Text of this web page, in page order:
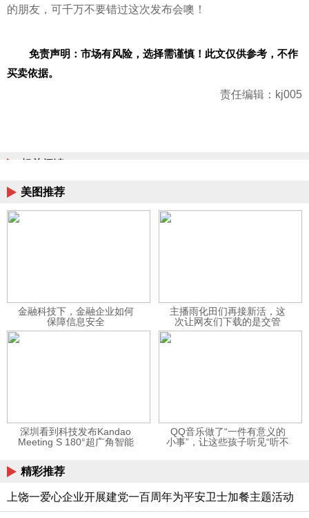
的朋友，可千万不要错过这次发布会噢！
免责声明：市场有风险，选择需谨慎！此文仅供参考，不作
买卖依据。
责任编辑：kj005
相关阅读
美图推荐
金融科技下，金融企业如何
保障信息安全
主播雨化田们再接新活，这
次让网友们下载的是交管
12123APP
深圳看到科技发布Kandao
Meeting S 180°超广角智能
QQ音乐做了“一件有意义的
小事”，让这些孩子听见“听不
精彩推荐
上饶一爱心企业开展建党一百周年为平安卫士加餐主题活动